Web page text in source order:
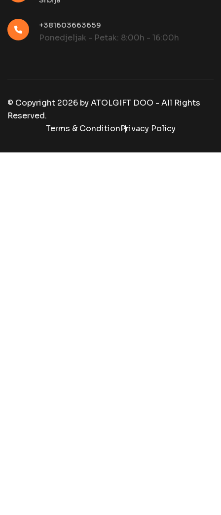
+381603663659
Ponedjeljak - Petak: 8:00h - 16:00h
© Copyright 2026 byATOLGIFT DOO - All Rights
Reserved.
Terms & ConditionPrivacy Policy